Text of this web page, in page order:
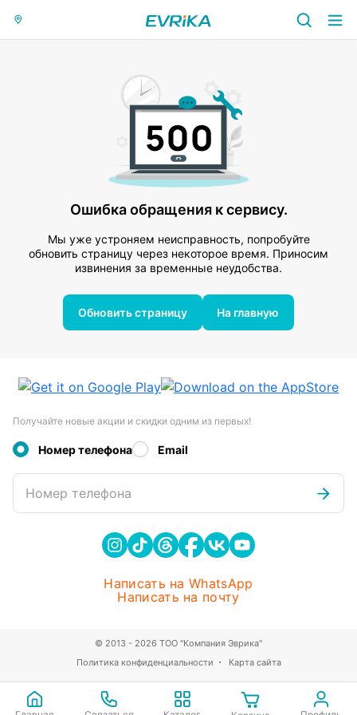
Ошибка обращения к сервису.
Мы уже устроняем неисправность, попробуйте
обновить страницу через некоторое время. Приносим
извинения за временные неудобства.
Обновить страницу На главную
Получайте новые акции и скидки одним из первых!
Номер телефона Email
Номер телефона
Написать на WhatsApp
Написать на почту
Политика конфиденциальности Карта сайта
© 2013 - 2026 ТОО "Компания Эврика"